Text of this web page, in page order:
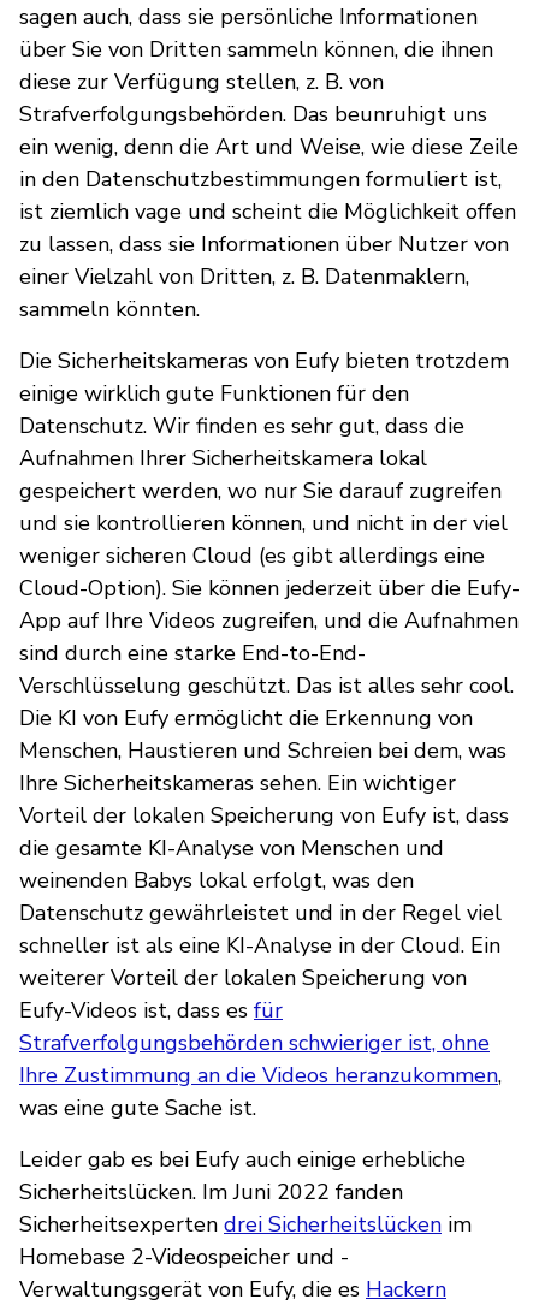
sagen auch, dass sie persönliche Informationen
über Sie von Dritten sammeln können, die ihnen
diese zur Verfügung stellen, z. B. von
Strafverfolgungsbehörden. Das beunruhigt uns
ein wenig, denn die Art und Weise, wie diese Zeile
in den Datenschutzbestimmungen formuliert ist,
ist ziemlich vage und scheint die Möglichkeit offen
zu lassen, dass sie Informationen über Nutzer von
einer Vielzahl von Dritten, z. B. Datenmaklern,
sammeln könnten.
Die Sicherheitskameras von Eufy bieten trotzdem
einige wirklich gute Funktionen für den
Datenschutz. Wir finden es sehr gut, dass die
Aufnahmen Ihrer Sicherheitskamera lokal
gespeichert werden, wo nur Sie darauf zugreifen
und sie kontrollieren können, und nicht in der viel
weniger sicheren Cloud (es gibt allerdings eine
Cloud-Option). Sie können jederzeit über die Eufy-
App auf Ihre Videos zugreifen, und die Aufnahmen
sind durch eine starke End-to-End-
Verschlüsselung geschützt. Das ist alles sehr cool.
Die KI von Eufy ermöglicht die Erkennung von
Menschen, Haustieren und Schreien bei dem, was
Ihre Sicherheitskameras sehen. Ein wichtiger
Vorteil der lokalen Speicherung von Eufy ist, dass
die gesamte KI-Analyse von Menschen und
weinenden Babys lokal erfolgt, was den
Datenschutz gewährleistet und in der Regel viel
schneller ist als eine KI-Analyse in der Cloud. Ein
weiterer Vorteil der lokalen Speicherung von
Eufy-Videos ist, dass es für
Strafverfolgungsbehörden schwieriger ist, ohne
Ihre Zustimmung an die Videos heranzukommen,
was eine gute Sache ist.
Leider gab es bei Eufy auch einige erhebliche
Sicherheitslücken. Im Juni 2022 fanden
Sicherheitsexperten drei Sicherheitslücken im
Homebase 2-Videospeicher und -
Verwaltungsgerät von Eufy, die es Hackern